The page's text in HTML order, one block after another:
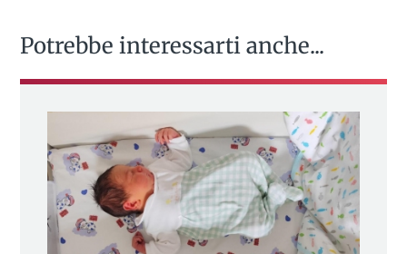
Potrebbe interessarti anche...